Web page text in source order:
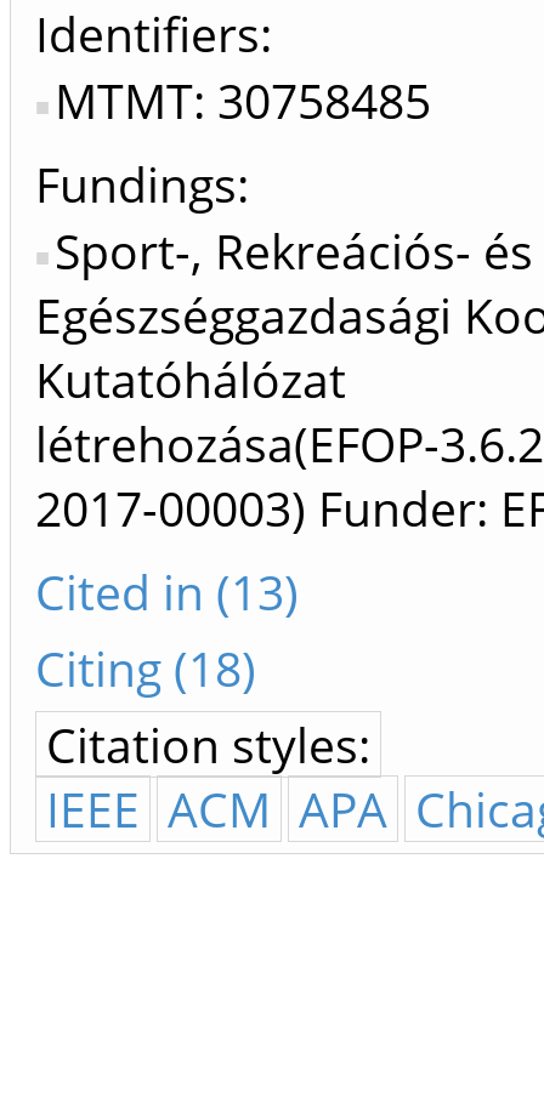
Identifiers
MTMT: 30758485
Fundings:
Sport-, Rekreációs- és
Egészséggazdasági
Kutatóhálózat
létrehozása(EFOP-
2017-00003) Funder:
Cited in (13)
Citing (18)
Citation styles:
IEEE ACM APA